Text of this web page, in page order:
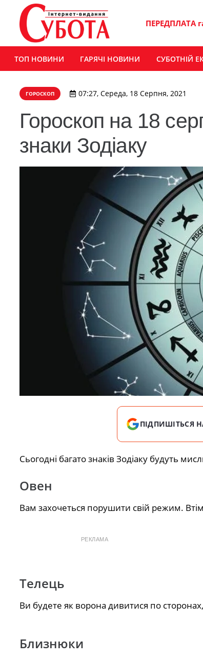
ПЕРЕДПЛАТА
ТОП НОВИНИ ГАРЯЧІ НОВИНИ СУБОТНІЙ
ГОРОСКОП 07:27, Середа, 18 Серпня, 2021
Гороскоп на 18
знаки Зодіаку
ПІДПИШІТЬСЯ
Сьогодні багато знаків Зодіаку будуть
Овен
Вам захочеться порушити свій режим.
РЕКЛАМА
Телець
Ви будете як ворона дивитися по сторонах,
Близнюки